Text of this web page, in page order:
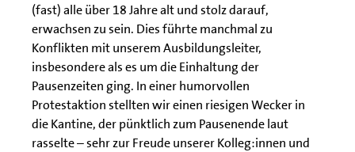
(fast) alle über 18 Jahre alt und stolz darauf,
erwachsen zu sein. Dies führte manchmal zu
Konflikten mit unserem Ausbildungsleiter,
insbesondere als es um die Einhaltung der
Pausenzeiten ging. In einer humorvollen
Protestaktion stellten wir einen riesigen Wecker in
die Kantine, der pünktlich zum Pausenende laut
rasselte – sehr zur Freude unserer Kolleg:innen und